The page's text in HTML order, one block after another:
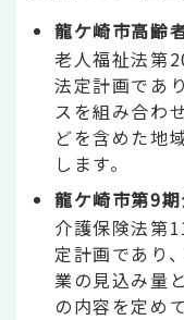
龍ケ崎市高齢
老人福祉法第
法定計画であ
スを組み合わ
どを含めた地
します。
龍ケ崎市第9
介護保険法第
定計画であり
業の見込み量
の内容を定め